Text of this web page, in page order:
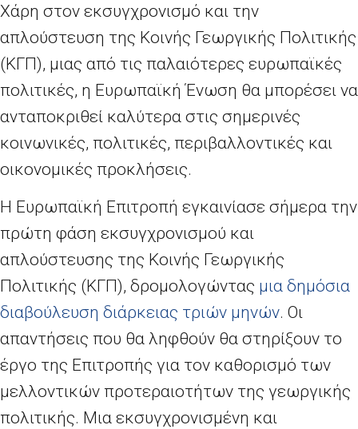
Χάρη στον εκσυγχρονισμό και την
απλούστευση της Κοινής Γεωργικής Πολιτικής
(ΚΓΠ), μιας από τις παλαιότερες ευρωπαϊκές
πολιτικές, η Ευρωπαϊκή Ένωση θα μπορέσει να
ανταποκριθεί καλύτερα στις σημερινές
κοινωνικές, πολιτικές, περιβαλλοντικές και
οικονομικές προκλήσεις.
Η Ευρωπαϊκή Επιτροπή εγκαινίασε σήμερα την
πρώτη φάση εκσυγχρονισμού και
απλούστευσης της Κοινής Γεωργικής
Πολιτικής (ΚΓΠ), δρομολογώντας μια δημόσια
διαβούλευση διάρκειας τριών μηνών. Οι
απαντήσεις που θα ληφθούν θα στηρίξουν το
έργο της Επιτροπής για τον καθορισμό των
μελλοντικών προτεραιοτήτων της γεωργικής
πολιτικής. Μια εκσυγχρονισμένη και